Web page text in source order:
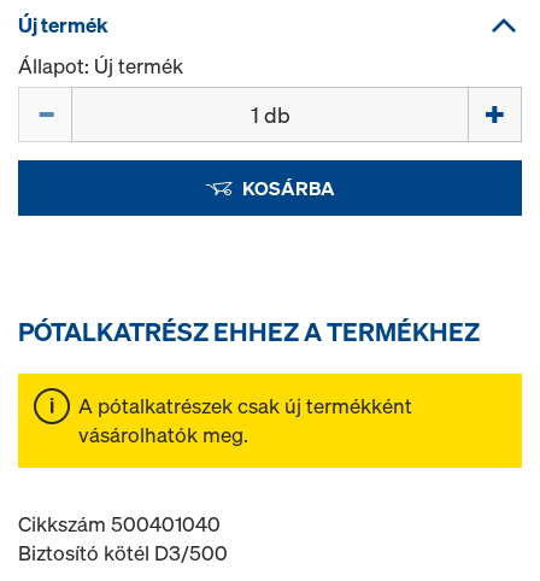
Új termék
Állapot: Új termék
KOSÁRBA
PÓTALKATRÉSZ EHHEZ A TERMÉKHEZ
A pótalkatrészek csak új termékként
vásárolhatók meg.
Cikkszám 500401040
Biztosító kötél D3/500